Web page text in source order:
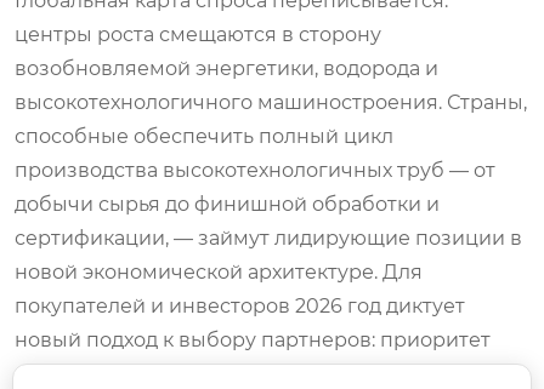
центры роста смещаются в сторону
возобновляемой энергетики, водорода и
высокотехнологичного машиностроения. Страны,
способные обеспечить полный цикл
производства высокотехнологичных труб — от
добычи сырья до финишной обработки и
сертификации, — займут лидирующие позиции в
новой экономической архитектуре. Для
покупателей и инвесторов 2026 год диктует
новый подход к выбору партнеров: приоритет
должен отдаваться не самой низкой цене, а